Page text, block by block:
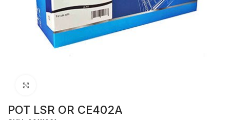
POT LSR OR CE402A